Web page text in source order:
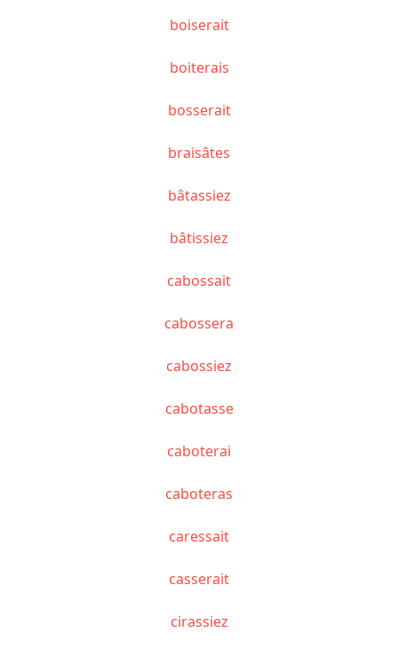
boiserait
boiterais
bosserait
braisâtes
bâtassiez
bâtissiez
cabossait
cabossera
cabossiez
cabotasse
caboterai
caboteras
caressait
casserait
cirassiez